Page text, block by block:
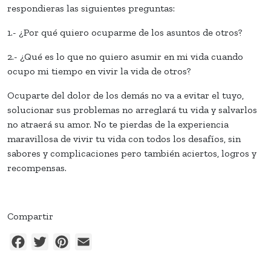
respondieras las siguientes preguntas:
1.- ¿Por qué quiero ocuparme de los asuntos de otros?
2.- ¿Qué es lo que no quiero asumir en mi vida cuando
ocupo mi tiempo en vivir la vida de otros?
Ocuparte del dolor de los demás no va a evitar el tuyo,
solucionar sus problemas no arreglará tu vida y salvarlos
no atraerá su amor. No te pierdas de la experiencia
maravillosa de vivir tu vida con todos los desafíos, sin
sabores y complicaciones pero también aciertos, logros y
recompensas.
Compartir
FacebookTwitterPinterest